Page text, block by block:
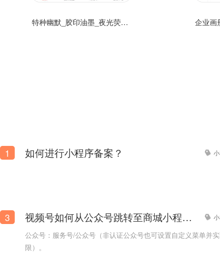
特种幽默_胶印油墨_夜光荧光油墨网上商城网站模板
1 如何进行小程序备案？
3 视频号如何从公众号跳转至商城小程序？
公众号：服务号/公众号（非认证公众号也可设置自定义菜单并
限）。